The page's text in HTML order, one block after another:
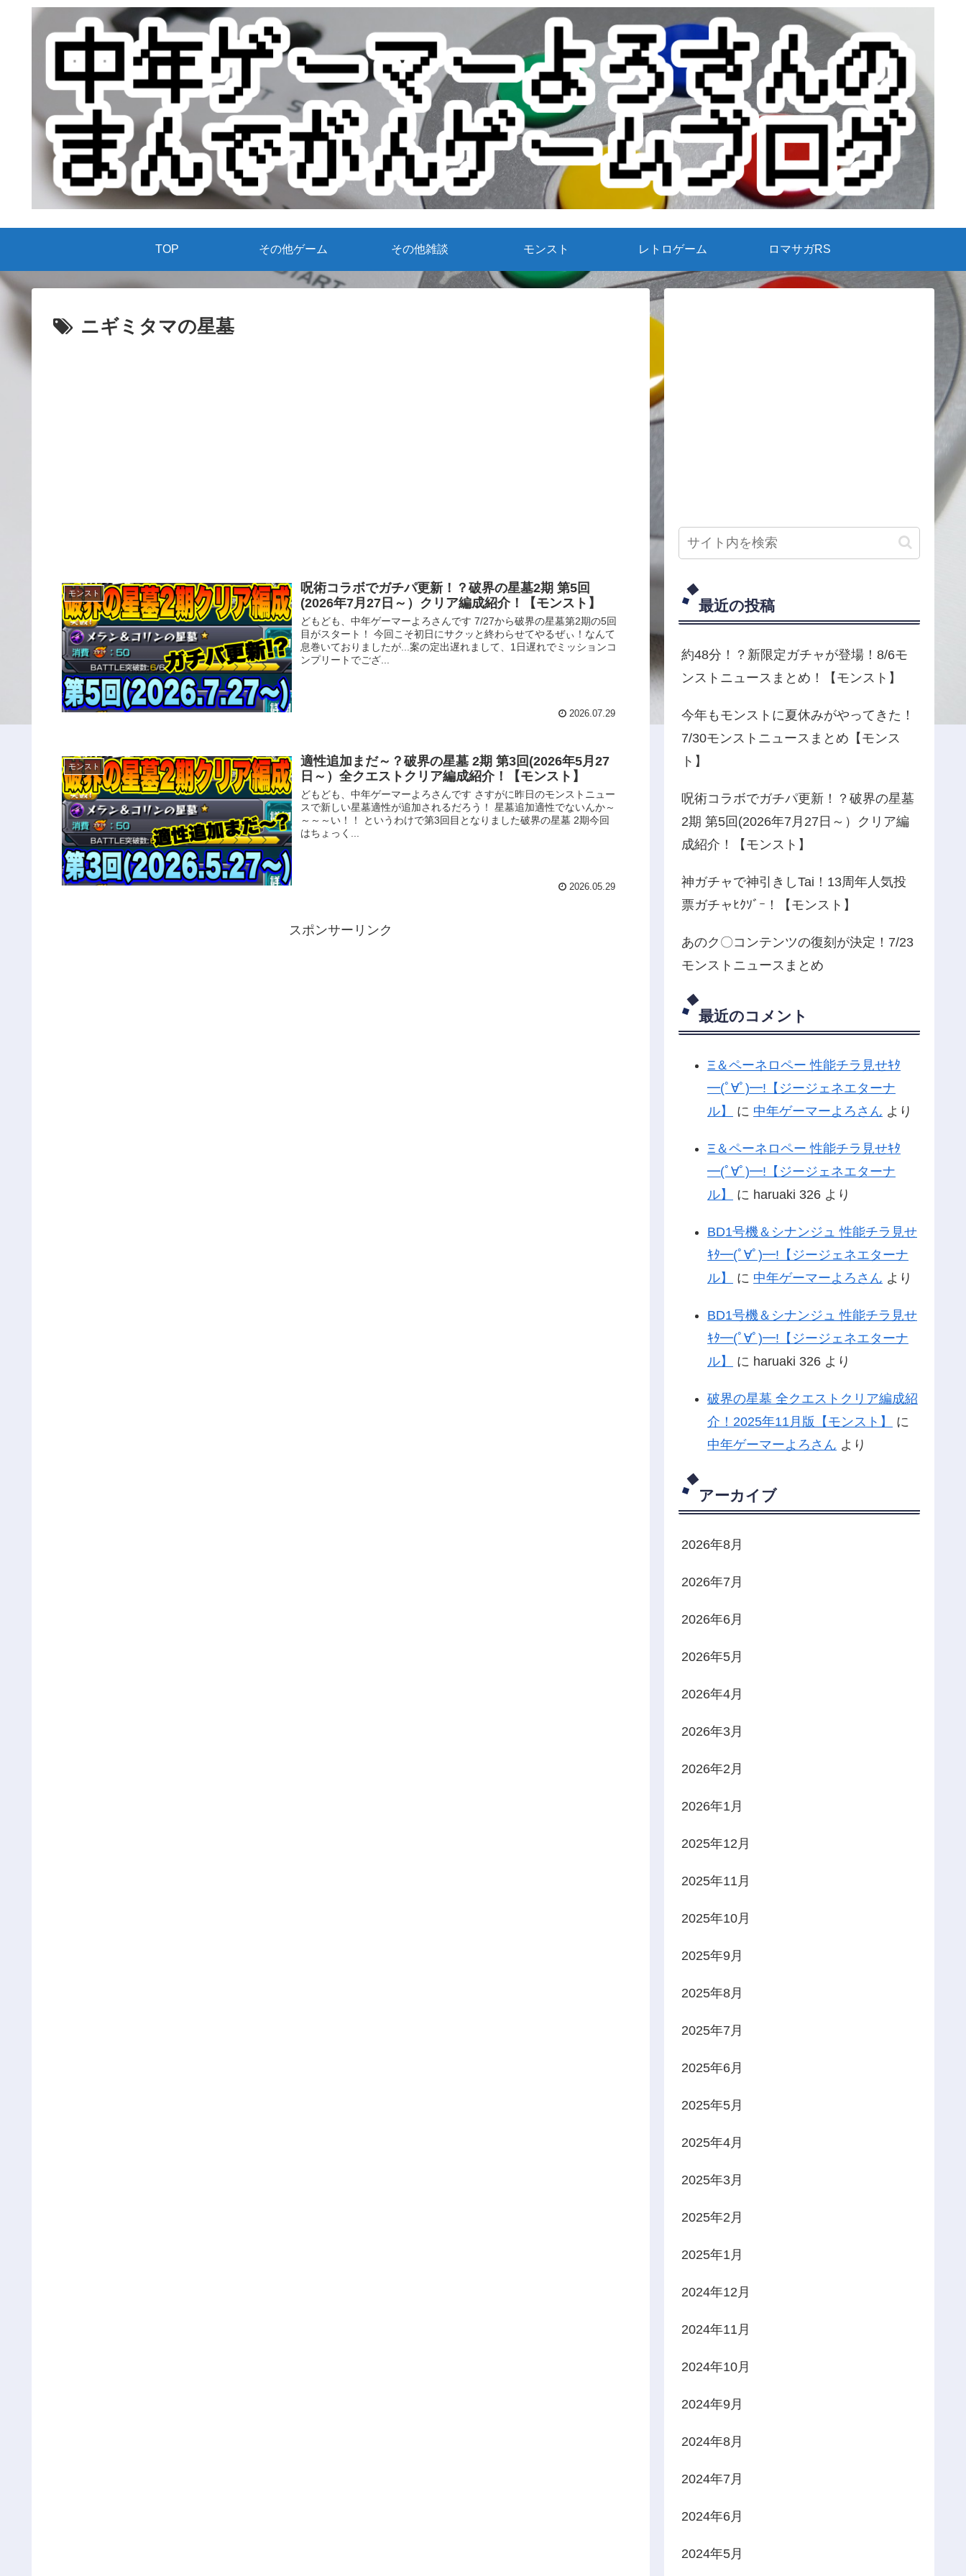
TOP その他ゲーム その他雑談 モンスト レトロゲーム ロマサガRS
ニギミタマの星墓
モンスト
呪術コラボでガチパ更新！？破界の星墓2期 第5回
(2026年7月27日～）クリア編成紹介！【モンスト】
どもども、中年ゲーマーよろさんです 7/27から破界の星墓第2期の5回
目がスタート！ 今回こそ初日にサクッと終わらせてやるぜぃ！なんて
息巻いておりましたが...案の定出遅れまして、1日遅れでミッションコ
ンプリートでござ...
2026.07.29
モンスト
適性追加まだ～？破界の星墓 2期 第3回(2026年5月27
日～）全クエストクリア編成紹介！【モンスト】
どもども、中年ゲーマーよろさんです さすがに昨日のモンストニュー
スで新しい星墓適性が追加されるだろう！ 星墓追加適性でないんか～
～～～い！！ というわけで第3回目となりました破界の星墓 2期今回
はちょっく...
2026.05.29
スポンサーリンク
最近の投稿
約48分！？新限定ガチャが登場！8/6モ
ンストニュースまとめ！【モンスト】
今年もモンストに夏休みがやってきた！
7/30モンストニュースまとめ【モンス
ト】
呪術コラボでガチパ更新！？破界の星墓
2期 第5回(2026年7月27日～）クリア編
成紹介！【モンスト】
神ガチャで神引きしTai！13周年人気投
票ガチャﾋｸｿﾞｰ！【モンスト】
あのク〇コンテンツの復刻が決定！7/23
モンストニュースまとめ
最近のコメント
Ξ＆ペーネロペー 性能チラ見せｷﾀ
━(ﾟ∀ﾟ)━!【ジージェネエターナ
ル】
に 中年ゲーマーよろさん より
Ξ＆ペーネロペー 性能チラ見せｷﾀ
━(ﾟ∀ﾟ)━!【ジージェネエターナ
ル】
に haruaki 326 より
BD1号機＆シナンジュ 性能チラ見せ
ｷﾀ━(ﾟ∀ﾟ)━!【ジージェネエターナ
ル】
に 中年ゲーマーよろさん より
BD1号機＆シナンジュ 性能チラ見せ
ｷﾀ━(ﾟ∀ﾟ)━!【ジージェネエターナ
ル】
に haruaki 326 より
破界の星墓 全クエストクリア編成紹
介！2025年11月版【モンスト】
に
中年ゲーマーよろさん より
アーカイブ
2026年8月
2026年7月
2026年6月
2026年5月
2026年4月
2026年3月
2026年2月
2026年1月
2025年12月
2025年11月
2025年10月
2025年9月
2025年8月
2025年7月
2025年6月
2025年5月
2025年4月
2025年3月
2025年2月
2025年1月
2024年12月
2024年11月
2024年10月
2024年9月
2024年8月
2024年7月
2024年6月
2024年5月